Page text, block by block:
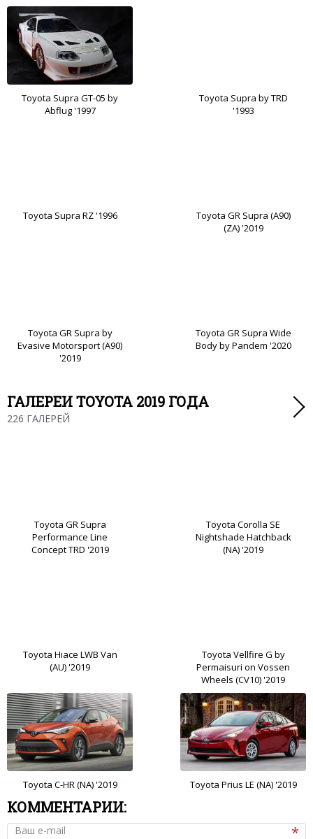
Toyota Supra GT-05 by
Abflug '1997
Toyota Supra by TRD
'1993
Toyota Supra RZ '1996
Toyota GR Supra (A90)
(ZA) '2019
Toyota GR Supra by
Evasive Motorsport (A90)
'2019
Toyota GR Supra Wide
Body by Pandem '2020
ГАЛЕРЕИ TOYOTA 2019 ГОДА
226 ГАЛЕРЕЙ
Toyota GR Supra
Performance Line
Concept TRD '2019
Toyota Corolla SE
Nightshade Hatchback
(NA) '2019
Toyota Hiace LWB Van
(AU) '2019
Toyota Vellfire G by
Permaisuri on Vossen
Wheels (CV10) '2019
Toyota C-HR (NA) '2019 Toyota Prius LE (NA) '2019
КОММЕНТАРИИ:
Ваш e-mail